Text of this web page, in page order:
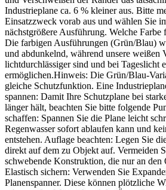
Industrieplane ca. 6 % kleiner aus. Bitte
Einsatzzweck vorab aus und wählen Sie
nächstgrößere Ausführung. Welche
Die farbigen Ausführungen (Grün/Blau)
und abdunkelnd, während unsere weißen
lichtdurchlässiger sind und bei Tageslicht
ermöglichen.Hinweis: Die Grün/Blau-
gleiche Schutzfunktion. Eine
spannen: Damit Ihre Schutzplane bei
länger hält, beachten Sie bitte folgende
schaffen: Spannen Sie die Plane leicht
Regenwasser sofort ablaufen kann und
entstehen. Auflage beachten: Legen Sie
direkt auf dem zu Objekt auf. Vermeiden
schwebende Konstruktion, die nur an den
Elastisch sichern: Verwenden Sie
Planenspanner. Diese können plötzliche